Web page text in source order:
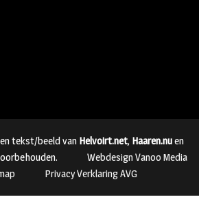
tekst/beeld van Helvoirt.net, Haaren.nuen
Webdesign Vanoo Media
Privacy Verklaring AVG